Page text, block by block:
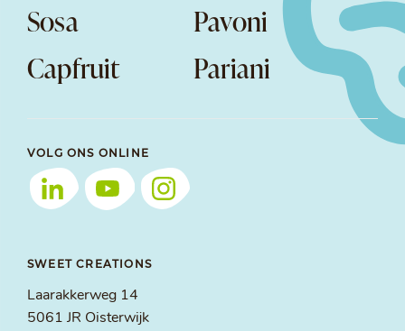
Sosa
Pavoni
Capfruit
Pariani
VOLG ONS ONLINE
SWEET CREATIONS
Laarakkerweg 14
5061 JR Oisterwijk